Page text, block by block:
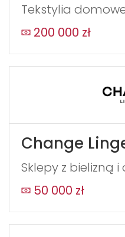
Tekstylia
200 000 zł
Change
Sklepy z bielizną
50 000 zł